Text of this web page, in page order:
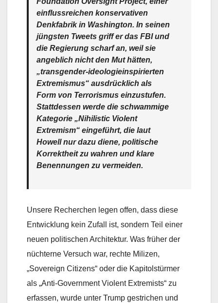
einflussreichen konservativen
Denkfabrik in Washington. In seinen
jüngsten Tweets griff er das FBI und
die Regierung scharf an, weil sie
angeblich nicht den Mut hätten,
„transgender-ideologieinspirierten
Extremismus“ ausdrücklich als
Form von Terrorismus einzustufen.
Stattdessen werde die schwammige
Kategorie „Nihilistic Violent
Extremism“ eingeführt, die laut
Howell nur dazu diene, politische
Korrektheit zu wahren und klare
Benennungen zu vermeiden.
Unsere Recherchen legen offen, dass diese
Entwicklung kein Zufall ist, sondern Teil einer
neuen politischen Architektur. Was früher der
nüchterne Versuch war, rechte Milizen,
„Sovereign Citizens“ oder die Kapitolstürmer
als „Anti-Government Violent Extremists“ zu
erfassen, wurde unter Trump gestrichen und